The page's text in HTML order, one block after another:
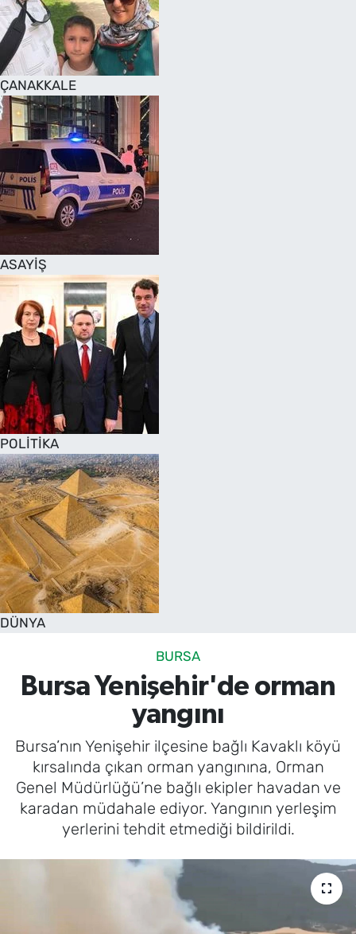
ÇANAKKALE
ASAYİŞ
POLİTİKA
DÜNYA
BURSA
Bursa Yenişehir'de orman
yangını
Bursa’nın Yenişehir ilçesine bağlı Kavaklı köyü
kırsalında çıkan orman yangınına, Orman
Genel Müdürlüğü’ne bağlı ekipler havadan ve
karadan müdahale ediyor. Yangının yerleşim
yerlerini tehdit etmediği bildirildi.
SAĞLIK
TV REHBERİ